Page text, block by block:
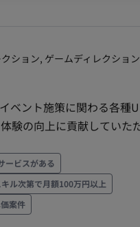
等のパートナー企業との
） ・パートナー企業との
課題が発生した場合には
つ、広告主にとっても価
モート(週2日渋谷オフィ
ション, ゲームディレクショ
ベント施策に関わる各種
験の向上に貢献していた
施策に関わるデザイン制
ーツやビジュアル素材の
レクション業務）】 ・
よび改善提案 担当工程
ービスがある
キル次第で月額100万円以上
案件